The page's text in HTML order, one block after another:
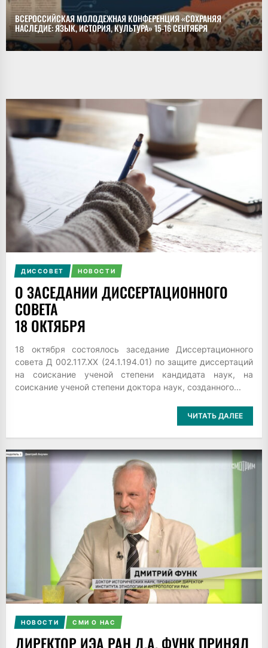
ВСЕРОССИЙСКАЯ МОЛОДЕЖНАЯ КОНФЕРЕНЦИЯ «СОХРАНЯЯ
НАСЛЕДИЕ: ЯЗЫК, ИСТОРИЯ, КУЛЬТУРА» 15-16 СЕНТЯБРЯ
ДИССОВЕТ НОВОСТИ
О ЗАСЕДАНИИ ДИССЕРТАЦИОННОГО
СОВЕТА
18 ОКТЯБРЯ
18 октября состоялось заседание Диссертационного
совета Д 002.117.XX (24.1.194.01) по защите диссертаций
на соискание ученой степени кандидата наук, на
соискание ученой степени доктора наук, созданного...
ЧИТАТЬ ДАЛЕЕ
НОВОСТИ СМИ О НАС
ДИРЕКТОР ИЭА РАН Д.А. ФУНК ПРИНЯЛ